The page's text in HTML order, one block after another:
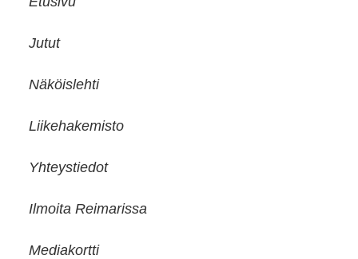
Jutut
Näköislehti
Liikehakemisto
Yhteystiedot
Ilmoita Reimarissa
Mediakortti